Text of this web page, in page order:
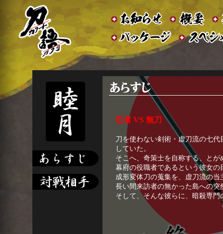
忍者 VS 無刀
刀を使わない剣術・虚刀流の七
していた。
そこへ、奇策士を自称する、と
幕府の役職者であるという彼女
成形変体刀の蒐集を、虚刀流の
長い間来訪者の無かった島への
そして、そんな彼らに、暗殺専